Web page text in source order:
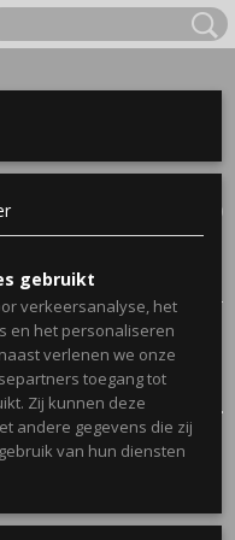
(0)
met naam
gebruikt
verkeersanalyse, het
en het personaliseren
verlenen we onze
toegang tot
Zij kunnen deze
andere gegevens die zij
van hun diensten